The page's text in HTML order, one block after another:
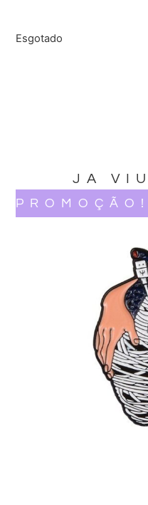
Esgotado
JA
PROMOÇÃO!